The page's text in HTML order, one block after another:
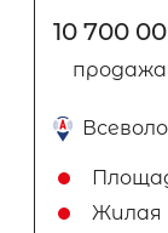
10 700
продажа
Жилая